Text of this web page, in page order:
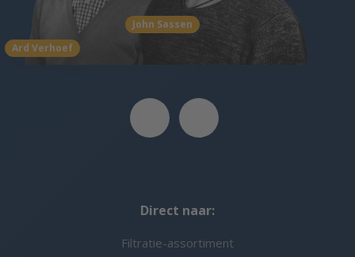
Ard Verhoef
John Sassen
Direct naar:
Filtratie-assortiment